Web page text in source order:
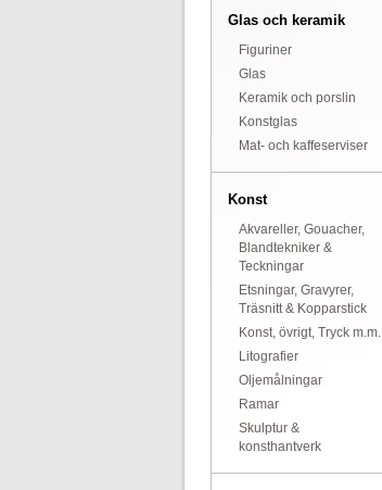
Glas och keramik
Figuriner
Glas
Keramik och porslin
Konstglas
Mat- och kaffeserviser
Konst
Akvareller, Gouacher,
Blandtekniker &
Teckningar
Etsningar, Gravyrer,
Träsnitt & Kopparstick
Konst, övrigt, Tryck m.m.
Litografier
Oljemålningar
Ramar
Skulptur &
konsthantverk